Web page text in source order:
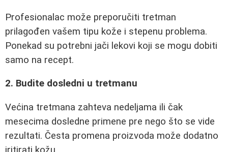
Profesionalac može preporučiti tretman
prilagođen vašem tipu kože i stepenu problema.
Ponekad su potrebni jači lekovi koji se mogu dobiti
samo na recept.
2. Budite dosledni u tretmanu
Većina tretmana zahteva nedeljama ili čak
mesecima dosledne primene pre nego što se vide
rezultati. Česta promena proizvoda može dodatno